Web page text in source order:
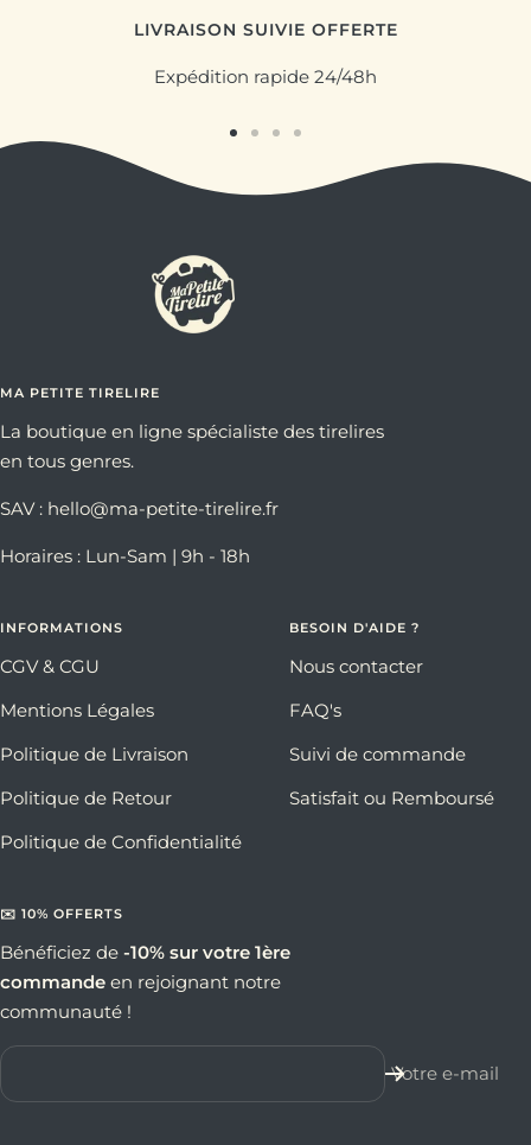
LIVRAISON SUIVIE OFFERTE
Expédition rapide 24/48h
MA PETITE TIRELIRE
La boutique en ligne spécialiste des tirelires
en tous genres.
SAV : hello@ma-petite-tirelire.fr
Horaires : Lun-Sam | 9h - 18h
INFORMATIONS
CGV & CGU
Mentions Légales
Politique de Livraison
Politique de Retour
Politique de Confidentialité
BESOIN D'AIDE ?
Nous contacter
FAQ's
Suivi de commande
Satisfait ou Remboursé
✉️ 10% OFFERTS
Bénéficiez de -10% sur votre 1ère
commande en rejoignant notre
communauté !
Votre e-mail